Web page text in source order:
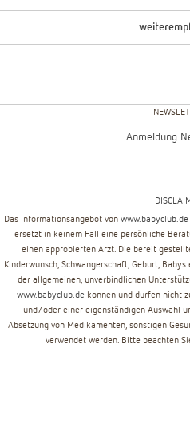
Anmeldung
Das Informationsangebot von www.babyclub.de
ersetzt in keinem Fall eine persönliche
einen approbierten Arzt. Die bereit
Kinderwunsch, Schwangerschaft, Geburt,
der allgemeinen, unverbindlichen
www.babyclub.de können und dürfen nicht
und/oder einer eigenständigen Auswahl
Absetzung von Medikamenten, sonstigen
verwendet werden. Bitte beachten